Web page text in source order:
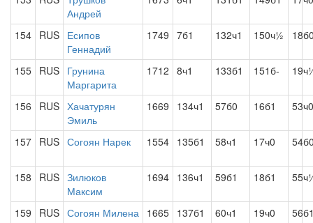
Андрей
154 RUS Есипов
Геннадий
1749 7б1 132ч1 150ч½
155 RUS Грунина
Маргарита
1712 8ч1 133б1 151б-
156 RUS Хачатурян
Эмиль
1669 134ч1 57б0 16б1 53ч0
157 RUS Согоян Нарек 1554 135б1 58ч1 17ч0
158 RUS Зилюков
Максим
1694 136ч1 59б1 18б1
159 RUS Согоян Милена 1665 137б1 60ч1 19ч0